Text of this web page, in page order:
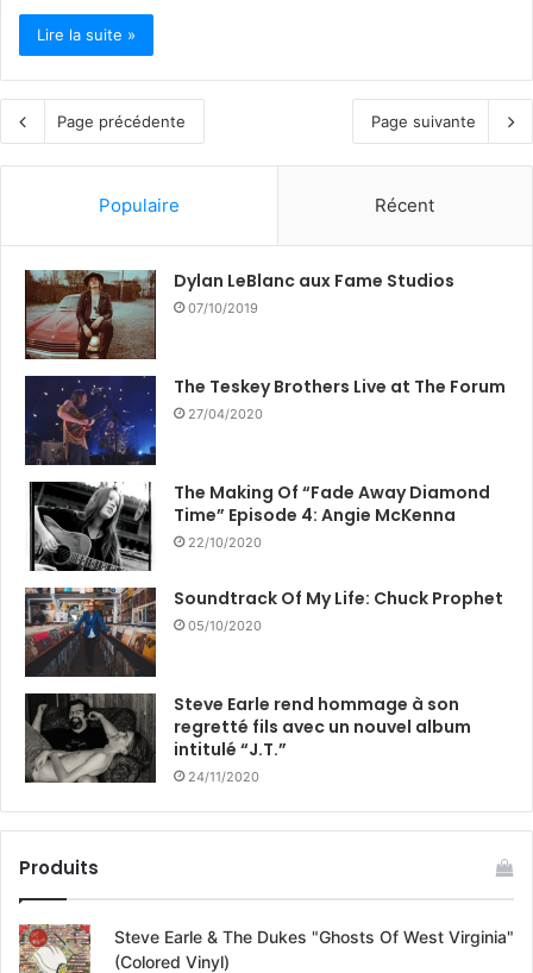
Lire la suite »
Page précédente Page suivante
Populaire Récent
Dylan LeBlanc aux Fame Studios
07/10/2019
The Teskey Brothers Live at The Forum
27/04/2020
The Making Of “Fade Away Diamond
Time” Episode 4: Angie McKenna
22/10/2020
Soundtrack Of My Life: Chuck Prophet
05/10/2020
Steve Earle rend hommage à son
regretté fils avec un nouvel album
intitulé “J.T.”
24/11/2020
Produits
Steve Earle & The Dukes "Ghosts Of West Virginia"
(Colored Vinyl)